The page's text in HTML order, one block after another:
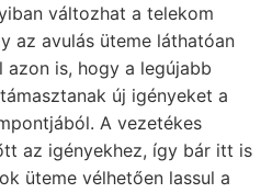
változhat a telekom
az avulás üteme láthatóan
azon is, hogy a legújabb
új igényeket a
A vezetékes
az igényekhez, így bár itt is
üteme vélhetően lassul a